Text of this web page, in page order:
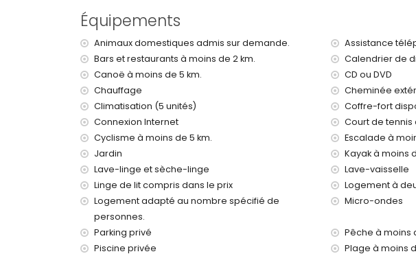
plage la plus proche : Cala de la Barraca, Jávea (à moins de 5
port le plus proche : Duanes del Mar, Jávea (à moins de 10 kilomètres
parc le plus proche : La Guardia, Jávea (à moins de 5 kilomètres de
aéroport le plus proche : Alicante (à moins de 100 kilomètres de la
deuxième aéroport le plus proche : Valence (> 100 kilomètres)
veuillez consulter si les animaux sont autorisés
L'hébergement est très adapté pour les familles avec enfants
Installations et services inclus dans le prix de location de la villa
aspirateur, fer et table à repasser
linge de lit et serviettes
service de réception et service d'urgence 24 heures sur 24
chauffage central et climatisation
Installations et services avec supplément
service aéroport
Équipements
Animaux domestiques admis sur demande.
Assistance
Bars et restaurants à moins de 2 km.
Calendrier de
Canoë à moins de 5 km.
CD ou DVD
Chauffage
Cheminée
Climatisation (5 unités)
Coffre-fort
Connexion Internet
Court de tennis
Cyclisme à moins de 5 km.
Escalade à
Jardin
Kayak à moins
Lave-linge et sèche-linge
Lave-vaisselle
Linge de lit compris dans le prix
Logement à
Logement adapté au nombre spécifié de
personnes.
Micro-ondes
Parking privé
Pêche à moins
Piscine privée
Plage à moins